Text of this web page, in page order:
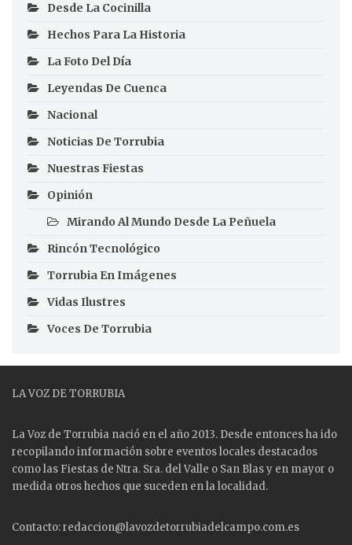
Desde La Cocinilla
Hechos Para La Historia
La Foto Del Día
Leyendas De Cuenca
Nacional
Noticias De Torrubia
Nuestras Fiestas
Opinión
Mirando Al Mundo Desde La Peñuela
Rincón Tecnológico
Torrubia En Imágenes
Vidas Ilustres
Voces De Torrubia
LA VOZ DE TORRUBIA
La Voz de Torrubia nació en el año 2013. Desde entonces ha ido
recopilando información sobre eventos locales destacados
como las Fiestas de Ntra. Sra. del Valle o San Blas y en mayor o
medida otros hechos que suceden en la localidad.
Contacto: redaccion@lavozdetorrubiadelcampo.com.es